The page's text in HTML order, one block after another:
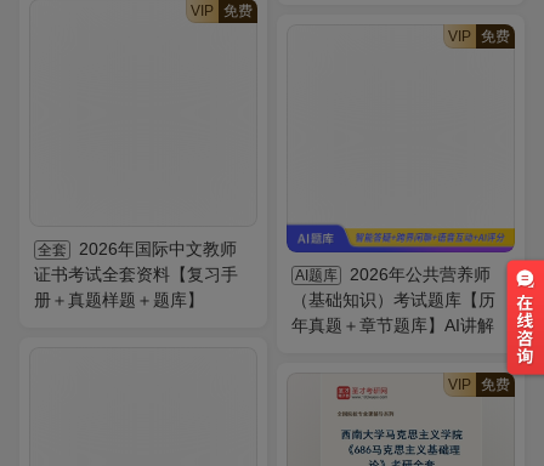
VIP 免费
全套
2026年国际中文教师
证书考试全套资料【复习手
册＋真题样题＋题库】
VIP 免费
AI题库
2026年公共营养师
（基础知识）考试题库【历
年真题＋章节题库】AI讲解
VIP 免费